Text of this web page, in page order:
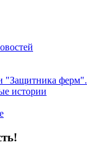
"Защитника ферм".
истории